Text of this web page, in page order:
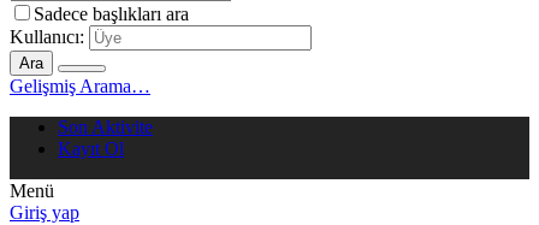
Sadece başlıkları ara
Kullanıcı:
Ara
Gelişmiş Arama…
Son Aktivite
Kayıt Ol
Menü
Giriş yap